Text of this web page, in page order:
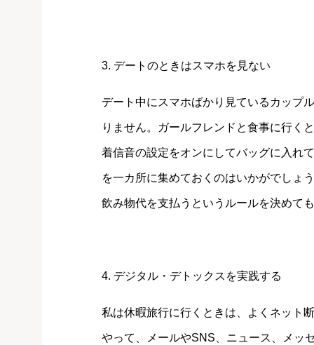
3. デートのときはスマホを見ない
デート中にスマホばかり見ているカップ
りません。ガールフレンドと食事に行く
着信音の設定をオンにしてバッグに入れ
を一カ所に集めておくのはいかがでしょ
飲み物代を支払うというルールを決めて
4. デジタル・デトックスを実践する
私は休暇旅行に行くときは、よくネット
やって、メールやSNS、ニュース、メッ